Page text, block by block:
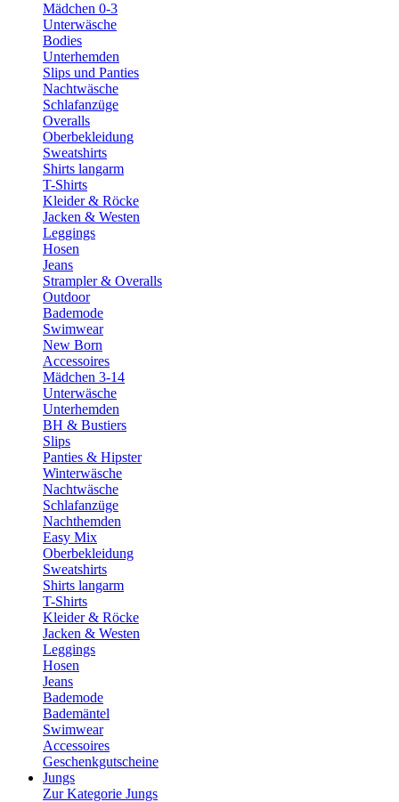
Mädchen 0-3
Unterwäsche
Bodies
Unterhemden
Slips und Panties
Nachtwäsche
Schlafanzüge
Overalls
Oberbekleidung
Sweatshirts
Shirts langarm
T-Shirts
Kleider & Röcke
Jacken & Westen
Leggings
Hosen
Jeans
Strampler & Overalls
Outdoor
Bademode
Swimwear
New Born
Accessoires
Mädchen 3-14
Unterwäsche
Unterhemden
BH & Bustiers
Slips
Panties & Hipster
Winterwäsche
Nachtwäsche
Schlafanzüge
Nachthemden
Easy Mix
Oberbekleidung
Sweatshirts
Shirts langarm
T-Shirts
Kleider & Röcke
Jacken & Westen
Leggings
Hosen
Jeans
Bademode
Bademäntel
Swimwear
Accessoires
Geschenkgutscheine
Jungs
Zur Kategorie Jungs